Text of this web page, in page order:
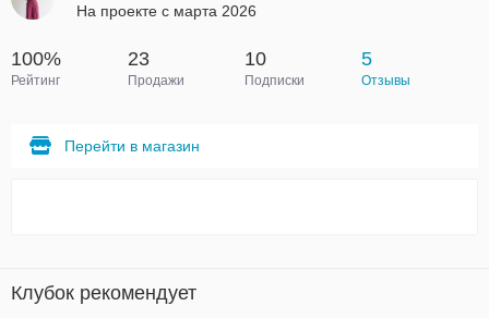
На проекте с марта 2026
100%
Рейтинг
23
Продажи
10
Подписки
5
Отзывы
Перейти в магазин
Клубок рекомендует